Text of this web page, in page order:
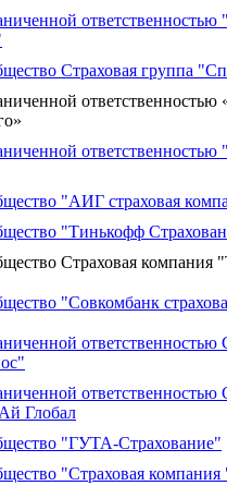
ответственностью
Страховая группа
ответственностью
ответственностью
"АИГ страховая
"Тинькофф
Страховая компания
"Совкомбанк
ответственностью
ответственностью
Глобал
"ГУТА-Страхование"
"Страховая